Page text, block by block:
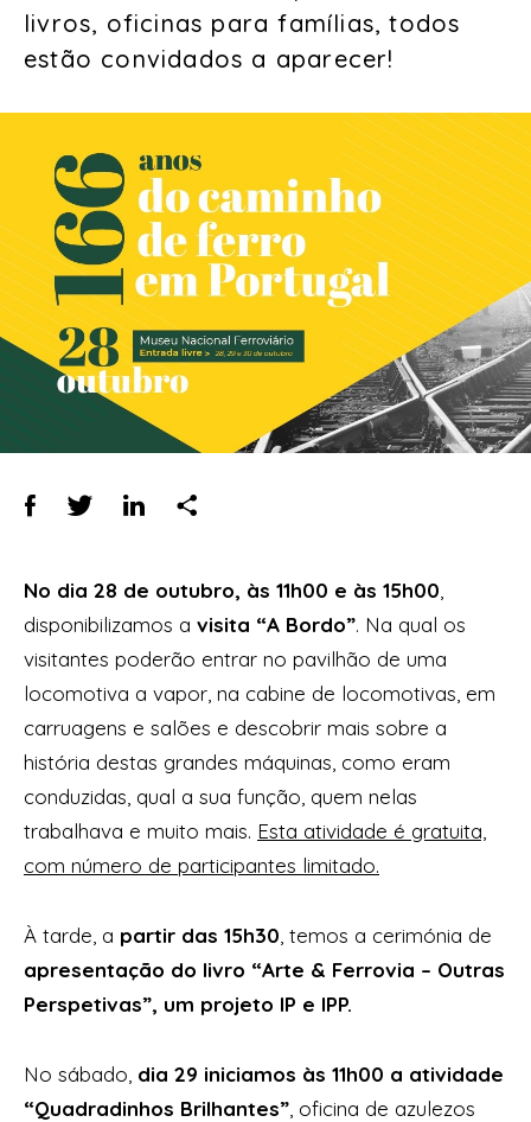
livros, oficinas para famílias, todos
estão convidados a aparecer!
No dia 28 de outubro, às 11h00 e às 15h00
disponibilizamos a visita “A Bordo”. Na qual os
visitantes poderão entrar no pavilhão de uma
locomotiva a vapor, na cabine de locomotivas, em
carruagens e salões e descobrir mais sobre a
história destas grandes máquinas, como eram
conduzidas, qual a sua função, quem nelas
trabalhava e muito mais. Esta atividade é gratuita,
com número de participantes limitado.
À tarde, a partir das 15h30 , temos a cerimónia de
apresentação do livro “Arte & Ferrovia – Outras
Perspetivas”, um projeto IP e IPP.
No sábado, dia 29 iniciamos às 11h00 a atividade
“Quadradinhos Brilhantes” , oficina de azulezos